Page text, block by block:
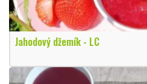
Jahodový džemík - LC